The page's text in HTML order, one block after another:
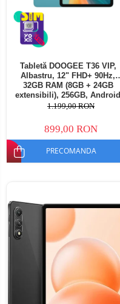
Tabletă DOOGEE T36 VIP,
Albastru, 12" FHD+ 90Hz,
32GB RAM (8GB + 24GB
extensibili), 256GB, Android
15, 8800mAh, Dual SIM
1.199,00 RON
899,00 RON
PRECOMANDA